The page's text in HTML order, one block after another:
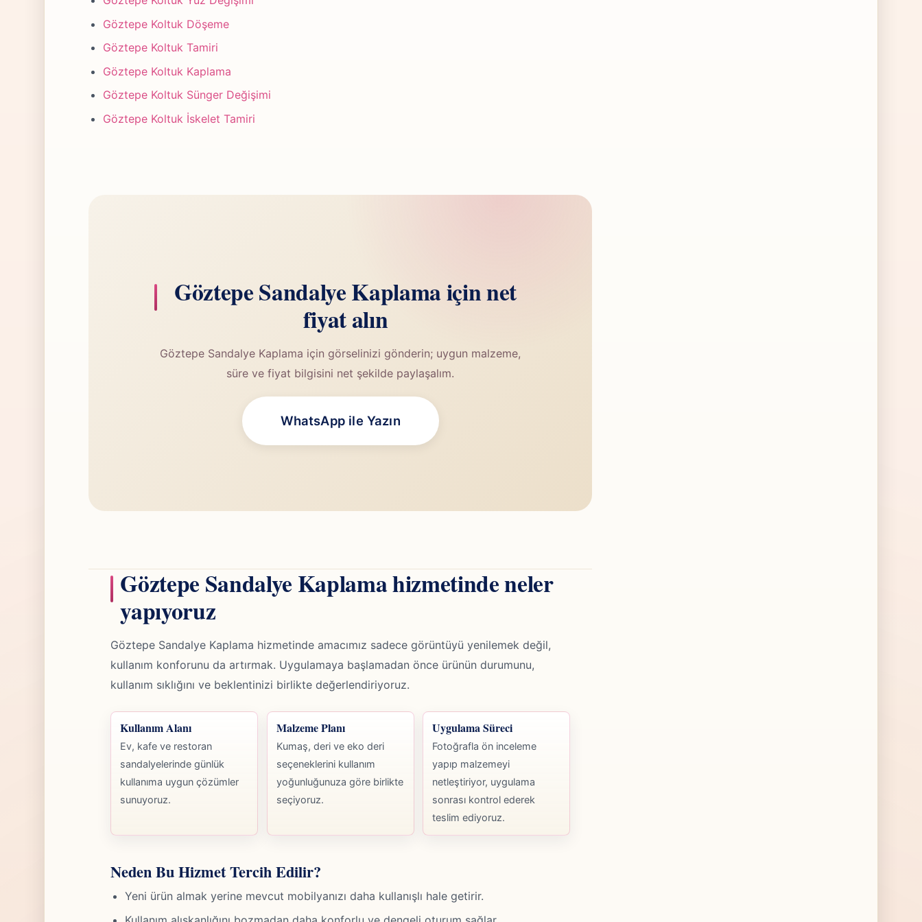
Göztepe Koltuk Döşeme
Göztepe Koltuk Tamiri
Göztepe Koltuk Kaplama
Göztepe Koltuk Sünger Değişimi
Göztepe Koltuk İskelet Tamiri
Göztepe Sandalye Kaplama için net
fiyat alın
Göztepe Sandalye Kaplama için görselinizi gönderin; uygun malzeme,
süre ve fiyat bilgisini net şekilde paylaşalım.
WhatsApp ile Yazın
Göztepe Sandalye Kaplama hizmetinde neler
yapıyoruz
Göztepe Sandalye Kaplama hizmetinde amacımız sadece görüntüyü yenilemek değil,
kullanım konforunu da artırmak. Uygulamaya başlamadan önce ürünün durumunu,
kullanım sıklığını ve beklentinizi birlikte değerlendiriyoruz.
Kullanım Alanı
Ev, kafe ve restoran
sandalyelerinde günlük
kullanıma uygun çözümler
sunuyoruz.
Malzeme Planı
Kumaş, deri ve eko deri
seçeneklerini kullanım
yoğunluğunuza göre birlikte
seçiyoruz.
Uygulama Süreci
Fotoğrafla ön inceleme
yapıp malzemeyi
netleştiriyor, uygulama
sonrası kontrol ederek
teslim ediyoruz.
Neden Bu Hizmet Tercih Edilir?
Yeni ürün almak yerine mevcut mobilyanızı daha kullanışlı hale getirir.